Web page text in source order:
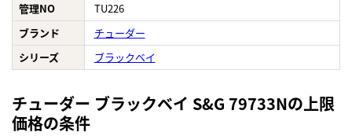
管理NO
TU226
ブランド
チューダー
シリーズ
ブラックベイ
チューダー ブラックベイ S&G 79733Nの上限
価格の条件